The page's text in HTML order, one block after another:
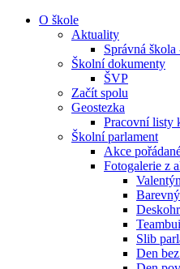
O škole
Aktuality
Správná
Školní dokumenty
ŠVP
Začít spolu
Geostezka
Pracovní listy
Školní parlament
Akce
Fotogalerie z
Slib
Den